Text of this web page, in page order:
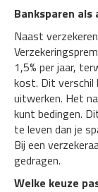
Banksparen
Naast
1,5% per jaar,
kost. Dit verschil
uitwerken. Het
kunt bedingen.
te leven dan je
Bij een
gedragen.
Welke keuze